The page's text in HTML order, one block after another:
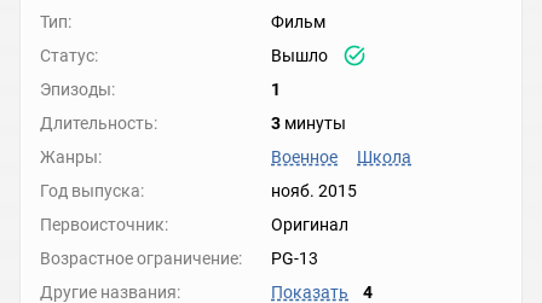
Тип:
Фильм
Статус:
Вышло
Эпизоды:
1
Длительность:
3 минуты
Жанры:
Военное
Школа
Год выпуска:
нояб. 2015
Первоисточник:
Оригинал
Возрастное ограничение:
PG-13
Другие названия:
Показать 4